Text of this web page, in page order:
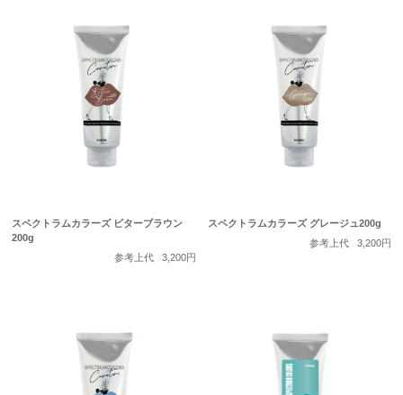
スペクトラムカラーズ ビターブラウン
200g
参考上代
3,200円
スペクトラムカラーズ グレージュ200g
参考上代
3,200円